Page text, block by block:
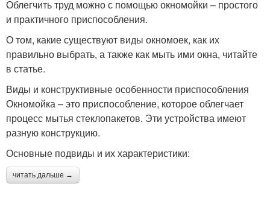
Облегчить труд можно с помощью окномойки – простого
и практичного приспособления.
О том, какие существуют виды окномоек, как их
правильно выбрать, а также как мыть ими окна, читайте
в статье.
Виды и конструктивные особенности приспособления
Окномойка – это приспособление, которое облегчает
процесс мытья стеклопакетов. Эти устройства имеют
разную конструкцию.
Основные подвиды и их характеристики:
читать дальше →